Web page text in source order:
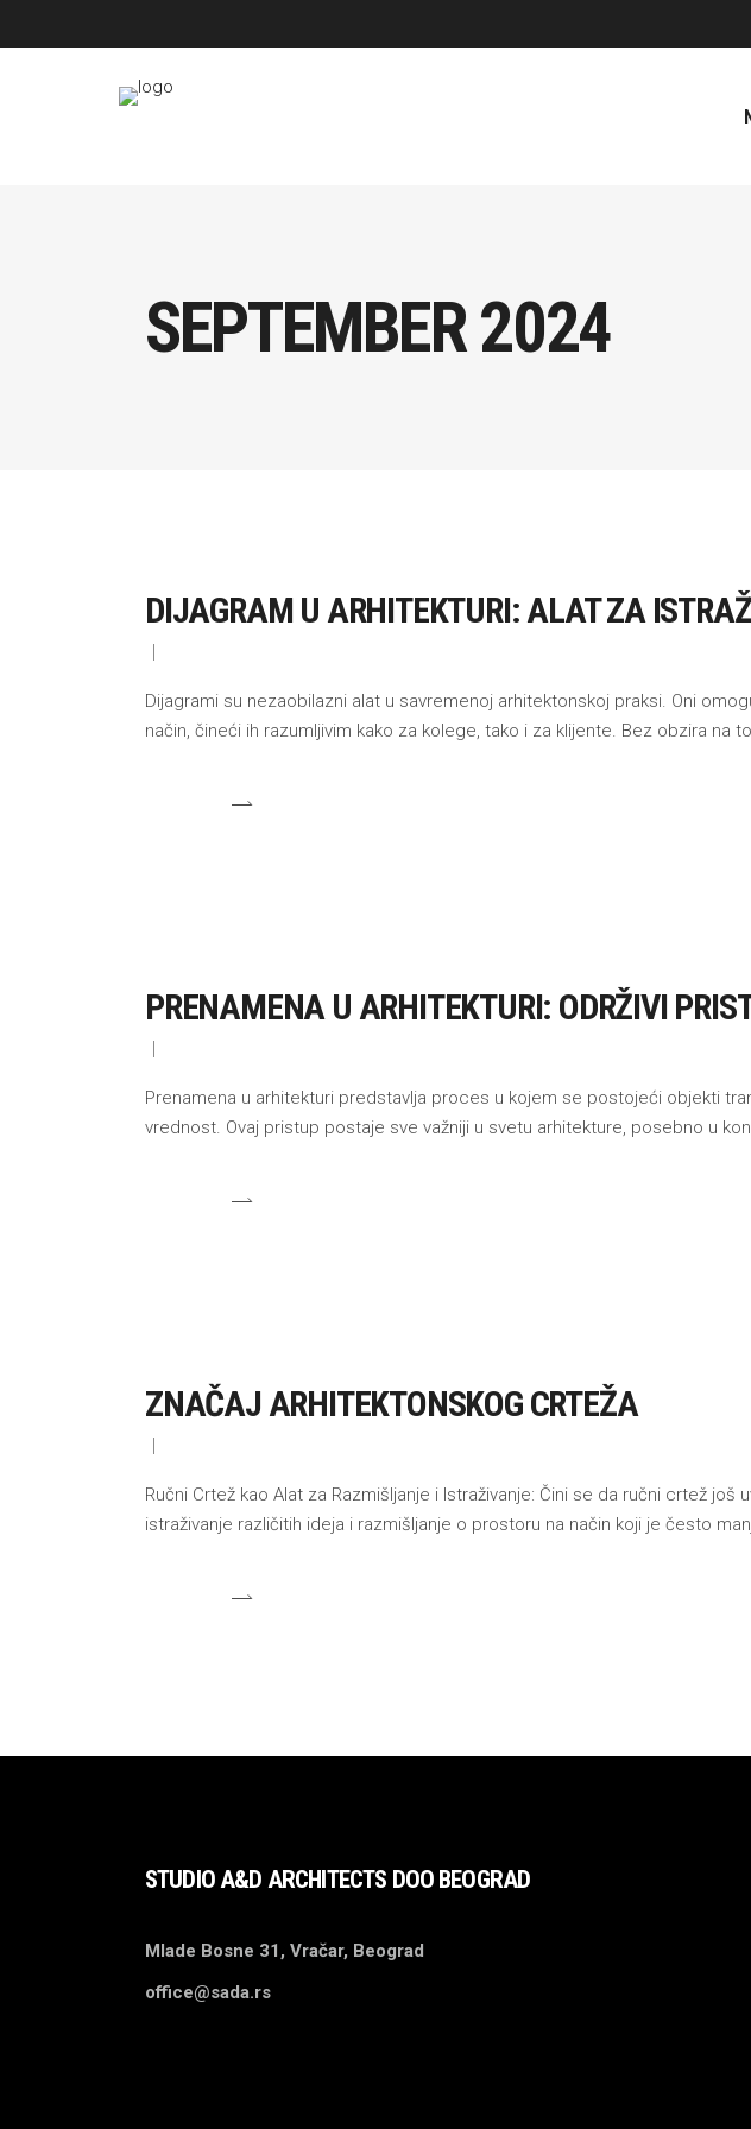
SEPTEMBER 2024
DIJAGRAM U ARHITEKTURI: ALAT ZA
Dijagrami su nezaobilazni alat u savremenoj arhitektonskoj praksi. Oni
način, čineći ih razumljivim kako za kolege, tako i za klijente. Bez obzira na
PRENAMENA U ARHITEKTURI: ODRŽIVI
Prenamena u arhitekturi predstavlja proces u kojem se postojeći objekti
vrednost. Ovaj pristup postaje sve važniji u svetu arhitekture, posebno u
ZNAČAJ ARHITEKTONSKOG CRTEŽA
Ručni Crtež kao Alat za Razmišljanje i Istraživanje: Čini se da ručni crtež
istraživanje različitih ideja i razmišljanje o prostoru na način koji je često
STUDIO A&D ARCHITECTS DOO BEOGRAD
Mlade Bosne 31, Vračar, Beograd
office@sada.rs